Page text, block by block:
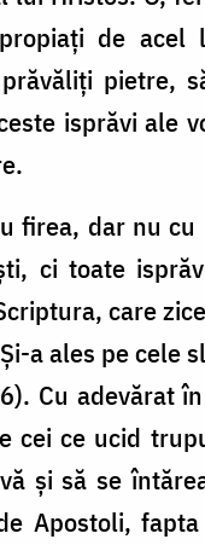
de
pietre,
isprăvi ale
firea, dar nu
ci toate
care
a ales pe cele
Cu adevărat
cei ce ucid
şi să se
Apostoli,